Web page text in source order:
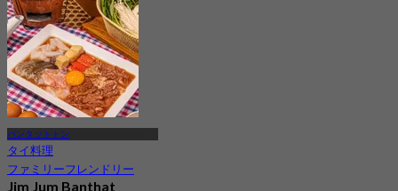
から฿ 212.5
バンタットトン
タイ料理
ファミリーフレンドリー
Jim Jum Banthat